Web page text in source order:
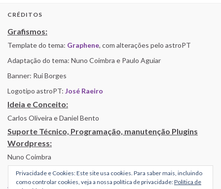
CRÉDITOS
Grafismos:
Template do tema: Graphene, com alterações pelo astroPT
Adaptação do tema: Nuno Coimbra e Paulo Aguiar
Banner: Rui Borges
Logotipo astroPT: José Raeiro
Ideia e Conceito:
Carlos Oliveira e Daniel Bento
Suporte Técnico, Programação, manutenção Plugins
Wordpress:
Nuno Coimbra
Alojamento por Simbiose
Privacidade e Cookies: Este site usa cookies. Para saber mais, incluindo
como controlar cookies, veja a nossa política de privacidade:Política de